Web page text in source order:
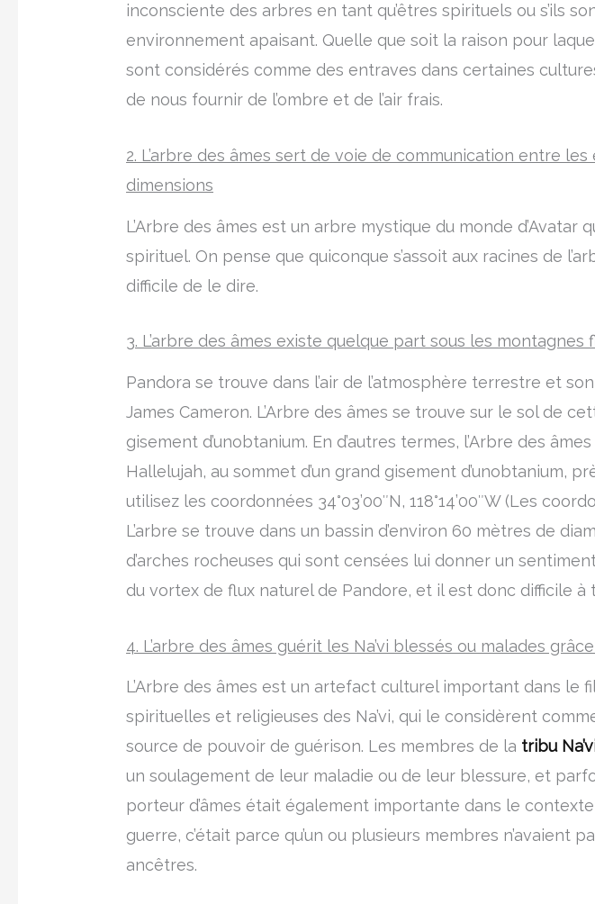
inconsciente des arbres en tant qu’êtres spirituels ou s’ils
environnement apaisant. Quelle que soit la raison pour
sont considérés comme des entraves dans certaines
de nous fournir de l’ombre et de l’air frais.
2. L’arbre des âmes sert de voie de communication entre
dimensions
L’Arbre des âmes est un arbre mystique du monde
spirituel. On pense que quiconque s’assoit aux racines de
difficile de le dire.
3. L’arbre des âmes existe quelque part sous les montagnes
Pandora se trouve dans l’air de l’atmosphère terrestre et
James Cameron. L’Arbre des âmes se trouve sur le sol de
gisement d’unobtanium. En d’autres termes, l’Arbre des
Hallelujah, au sommet d’un grand gisement d’unobtanium,
utilisez les coordonnées 34°03’00″N, 118°14’00″W (Les
L’arbre se trouve dans un bassin d’environ 60 mètres de
d’arches rocheuses qui sont censées lui donner un
du vortex de flux naturel de Pandore, et il est donc difficile
4. L’arbre des âmes guérit les Na’vi blessés ou malades
L’Arbre des âmes est un artefact culturel important dans le
spirituelles et religieuses des Na’vi, qui le considèrent
source de pouvoir de guérison. Les membres de la tribu
un soulagement de leur maladie ou de leur blessure, et
porteur d’âmes était également importante dans le
guerre, c’était parce qu’un ou plusieurs membres
ancêtres.